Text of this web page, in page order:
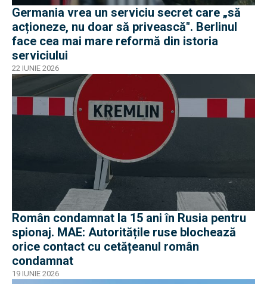
Germania vrea un serviciu secret care „să
acționeze, nu doar să privească". Berlinul
face cea mai mare reformă din istoria
serviciului
22 IUNIE 2026
Român condamnat la 15 ani în Rusia pentru
spionaj. MAE: Autoritățile ruse blochează
orice contact cu cetățeanul român
condamnat
19 IUNIE 2026